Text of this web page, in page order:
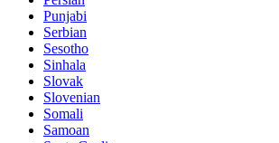
Punjabi
Serbian
Sesotho
Sinhala
Slovak
Slovenian
Somali
Samoan